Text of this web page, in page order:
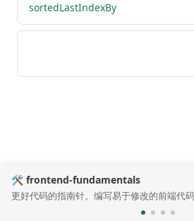
sortedLastIndexBy
🛠️ frontend-fundamentals
更好代码的指南针。编写易于修改的前端代码